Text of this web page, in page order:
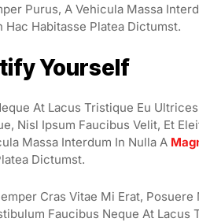
Purus, A Vehicula Massa
Hac Habitasse Platea Dictumst.
Yourself
At Lacus Tristique Eu
Nisl Ipsum Faucibus Velit, Et
Massa Interdum In Nulla A
Dictumst.
Cras Vitae Mi Erat,
Faucibus Neque At